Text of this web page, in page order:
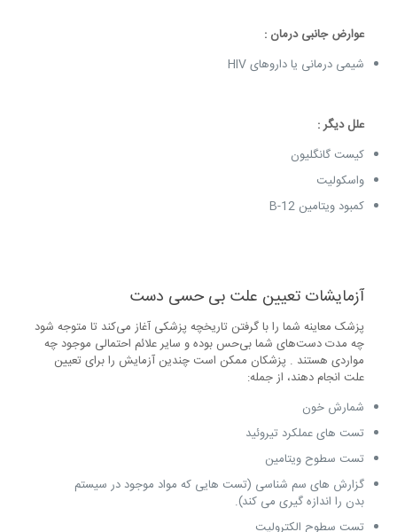
عوارض جانبی درمان :
شیمی درمانی یا داروهای HIV
علل دیگر :
کیست گانگلیون
واسکولیت
کمبود ویتامین B-12
آزمایشات تعیین علت بی حسی دست
پزشک معاینه شما را با گرفتن تاریخچه پزشکی آغاز می‌کند تا متوجه شود
چه مدت دست‌های شما بی‌حس بوده و سایر علائم احتمالی موجود چه
مواردی هستند . پزشکان ممکن است چندین آزمایش را برای تعیین
علت انجام دهند، از جمله:
شمارش خون
تست های عملکرد تیروئید
تست سطوح ویتامین
گزارش های سم شناسی (تست هایی که مواد موجود در سیستم
بدن را اندازه گیری می کند).
تست سطوح الکترولیت